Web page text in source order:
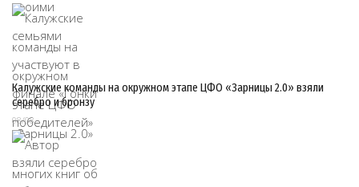
Калужские команды на окружном этапе ЦФО «Зарницы 2.0» взяли
серебро и бронзу
08/08